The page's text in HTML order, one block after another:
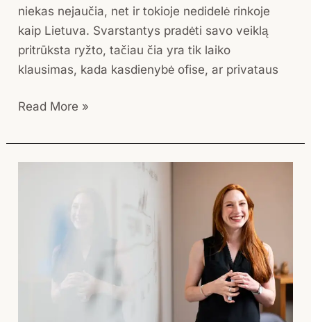
niekas nejaučia, net ir tokioje nedidelė rinkoje
kaip Lietuva. Svarstantys pradėti savo veiklą
pritrūksta ryžto, tačiau čia yra tik laiko
klausimas, kada kasdienybė ofise, ar privataus
Read More »
prezentaciją?